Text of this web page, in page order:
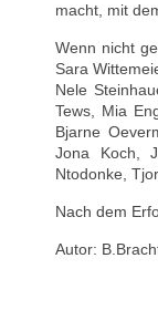
macht, mit
Wenn nicht
Sara
Nele
Tews, Mia
Bjarne
Jona Koch,
Ntodonke,
Nach dem
Autor: